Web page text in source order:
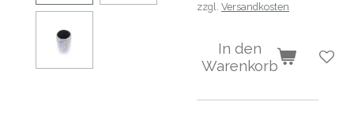
zzgl. Versandkosten
In den
Warenkorb